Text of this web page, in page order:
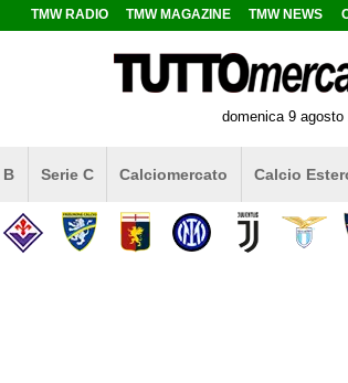
TMW RADIO TMW MAGAZINE TMW NEWS
domenica 9 agosto
B Serie C Calciomercato Calcio